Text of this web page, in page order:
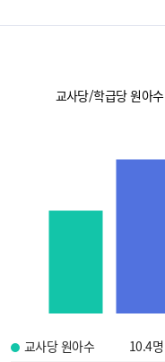
교사당/학급당 원아수
교사당 원아수 10.4명